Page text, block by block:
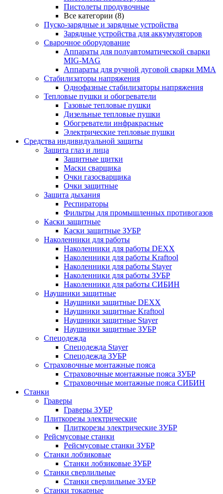
Пистолеты продувочные
Все категории (8)
Пуско-зарядные и зарядные устройства
Зарядные устройства для аккумуляторов
Сварочное оборудование
Аппараты для полуавтоматической сварки
MIG-MAG
Аппараты для ручной дуговой сварки MMA
Стабилизаторы напряжения
Однофазные стабилизаторы напряжения
Тепловые пушки и обогреватели
Газовые тепловые пушки
Дизельные тепловые пушки
Обогреватели инфракрасные
Электрические тепловые пушки
Средства индивидуальной защиты
Защита глаз и лица
Защитные щитки
Маски сварщика
Очки газосварщика
Очки защитные
Защита дыхания
Респираторы
Фильтры для промышленных противогазов
Каски защитные
Каски защитные ЗУБР
Наколенники для работы
Наколенники для работы DEXX
Наколенники для работы Kraftool
Наколенники для работы Stayer
Наколенники для работы ЗУБР
Наколенники для работы СИБИН
Наушники защитные
Наушники защитные DEXX
Наушники защитные Kraftool
Наушники защитные Stayer
Наушники защитные ЗУБР
Спецодежда
Спецодежда Stayer
Спецодежда ЗУБР
Страховочные монтажные пояса
Страховочные монтажные пояса ЗУБР
Страховочные монтажные пояса СИБИН
Станки
Граверы
Граверы ЗУБР
Плиткорезы электрические
Плиткорезы электрические ЗУБР
Рейсмусовые станки
Рейсмусовые станки ЗУБР
Станки лобзиковые
Станки лобзиковые ЗУБР
Станки сверлильные
Станки сверлильные ЗУБР
Станки токарные